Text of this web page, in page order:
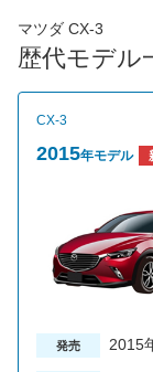
発生。燃費性能
た、ディーゼル
サウンドスムー
AWDと呼ばれる
アルモニターし
前後輪の駆動配
る様々な機能
搭載するディー
御を追加。そし
改良を加えて操
ロール」を搭載
ている。同時に
マツダ CX-3
歴代モデル
CX-3
2015年モデル
発売 2015